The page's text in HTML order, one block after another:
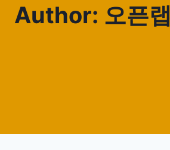
Author: 오픈랩